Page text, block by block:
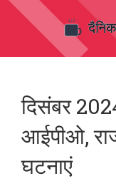
दिसंबर
आईपीओ,
घटनाएं